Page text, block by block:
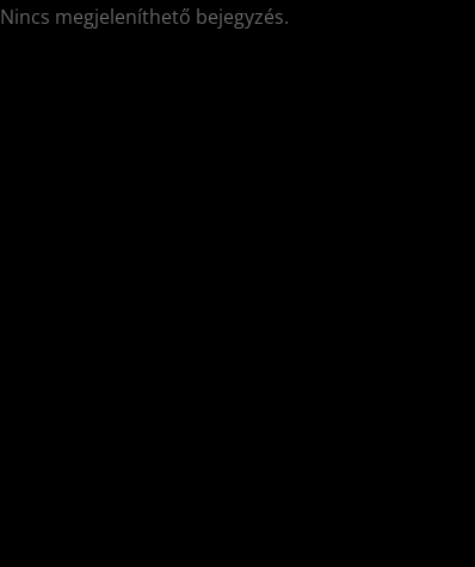
Nincs megjeleníthető bejegyzés.